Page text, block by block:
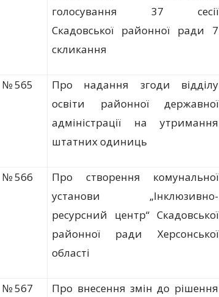
голосування 37 сесії
Скадовської районної ради 7
скликання
№ 565
Про надання згоди відділу
освіти районної державної
адміністрації на утримання
штатних одиниць
№ 566
Про створення комунальної
установи „Інклюзивно-
ресурсний центр“ Скадовської
районної ради Херсонської
області
№ 567
Про внесення змін до рішення